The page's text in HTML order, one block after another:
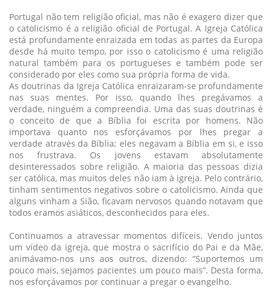
Portugal não tem religião oficial, mas não é exagero dizer que
o catolicismo é a religião oficial de Portugal. A Igreja Católica
está profundamente enraizada em todas as partes da Europa
desde há muito tempo, por isso o catolicismo é uma religião
natural também para os portugueses e também pode ser
considerado por eles como sua própria forma de vida.
As doutrinas da Igreja Católica enraizaram-se profundamente
nas suas mentes. Por isso, quando lhes pregávamos a
verdade, ninguém a compreendia. Uma das suas doutrinas é
o conceito de que a Bíblia foi escrita por homens. Não
importava quanto nos esforçávamos por lhes pregar a
verdade através da Bíblia; eles negavam a Bíblia em si, e isso
nos frustrava. Os jovens estavam absolutamente
desinteressados sobre religião. A maioria das pessoas dizia
ser católica, mas muitos deles não iam à igreja. Pelo contrário,
tinham sentimentos negativos sobre o catolicismo. Ainda que
alguns vinham a Sião, ficavam nervosos quando notavam que
todos eramos asiáticos, desconhecidos para eles.
Continuamos a atravessar momentos difíceis. Vendo juntos
um vídeo da igreja, que mostra o sacrifício do Pai e da Mãe,
animávamo-nos uns aos outros, dizendo: “Suportemos um
pouco mais, sejamos pacientes um pouco mais”. Desta forma,
nos esforçávamos por continuar a pregar o evangelho.